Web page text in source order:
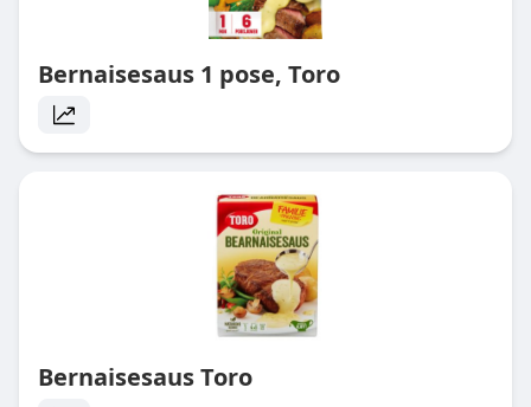
Bernaisesaus 1 pose, Toro
Bernaisesaus Toro